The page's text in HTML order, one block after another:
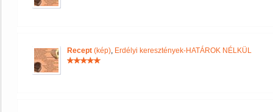
Recept (kép), Erdélyi keresztények-HATÁROK NÉLKÜL